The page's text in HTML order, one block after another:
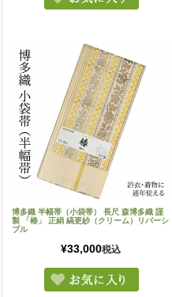
博多織 半幅帯（小袋帯） 長尺 森博多織 謹
製 「椿」 正絹 縞更紗（クリーム）リバーシ
ブル
¥33,000税込